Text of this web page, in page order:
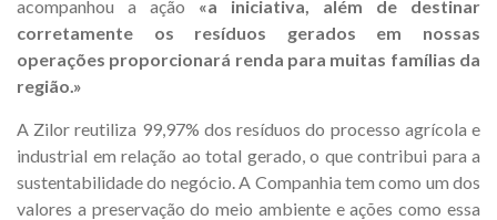
acompanhou a ação «a iniciativa, além de destinar
corretamente os resíduos gerados em nossas
operações proporcionará renda para muitas famílias da
região.»
A Zilor reutiliza 99,97% dos resíduos do processo agrícola e
industrial em relação ao total gerado, o que contribui para a
sustentabilidade do negócio. A Companhia tem como um dos
valores a preservação do meio ambiente e ações como essa